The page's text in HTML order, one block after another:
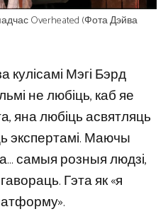
Overheated (Фота Дэйва
кулісамі Мэгі Бэрд
не любіць, каб яе
яна любіць асвятляць
экспертамі. Маючы
самыя розныя людзі,
Гэта як «я